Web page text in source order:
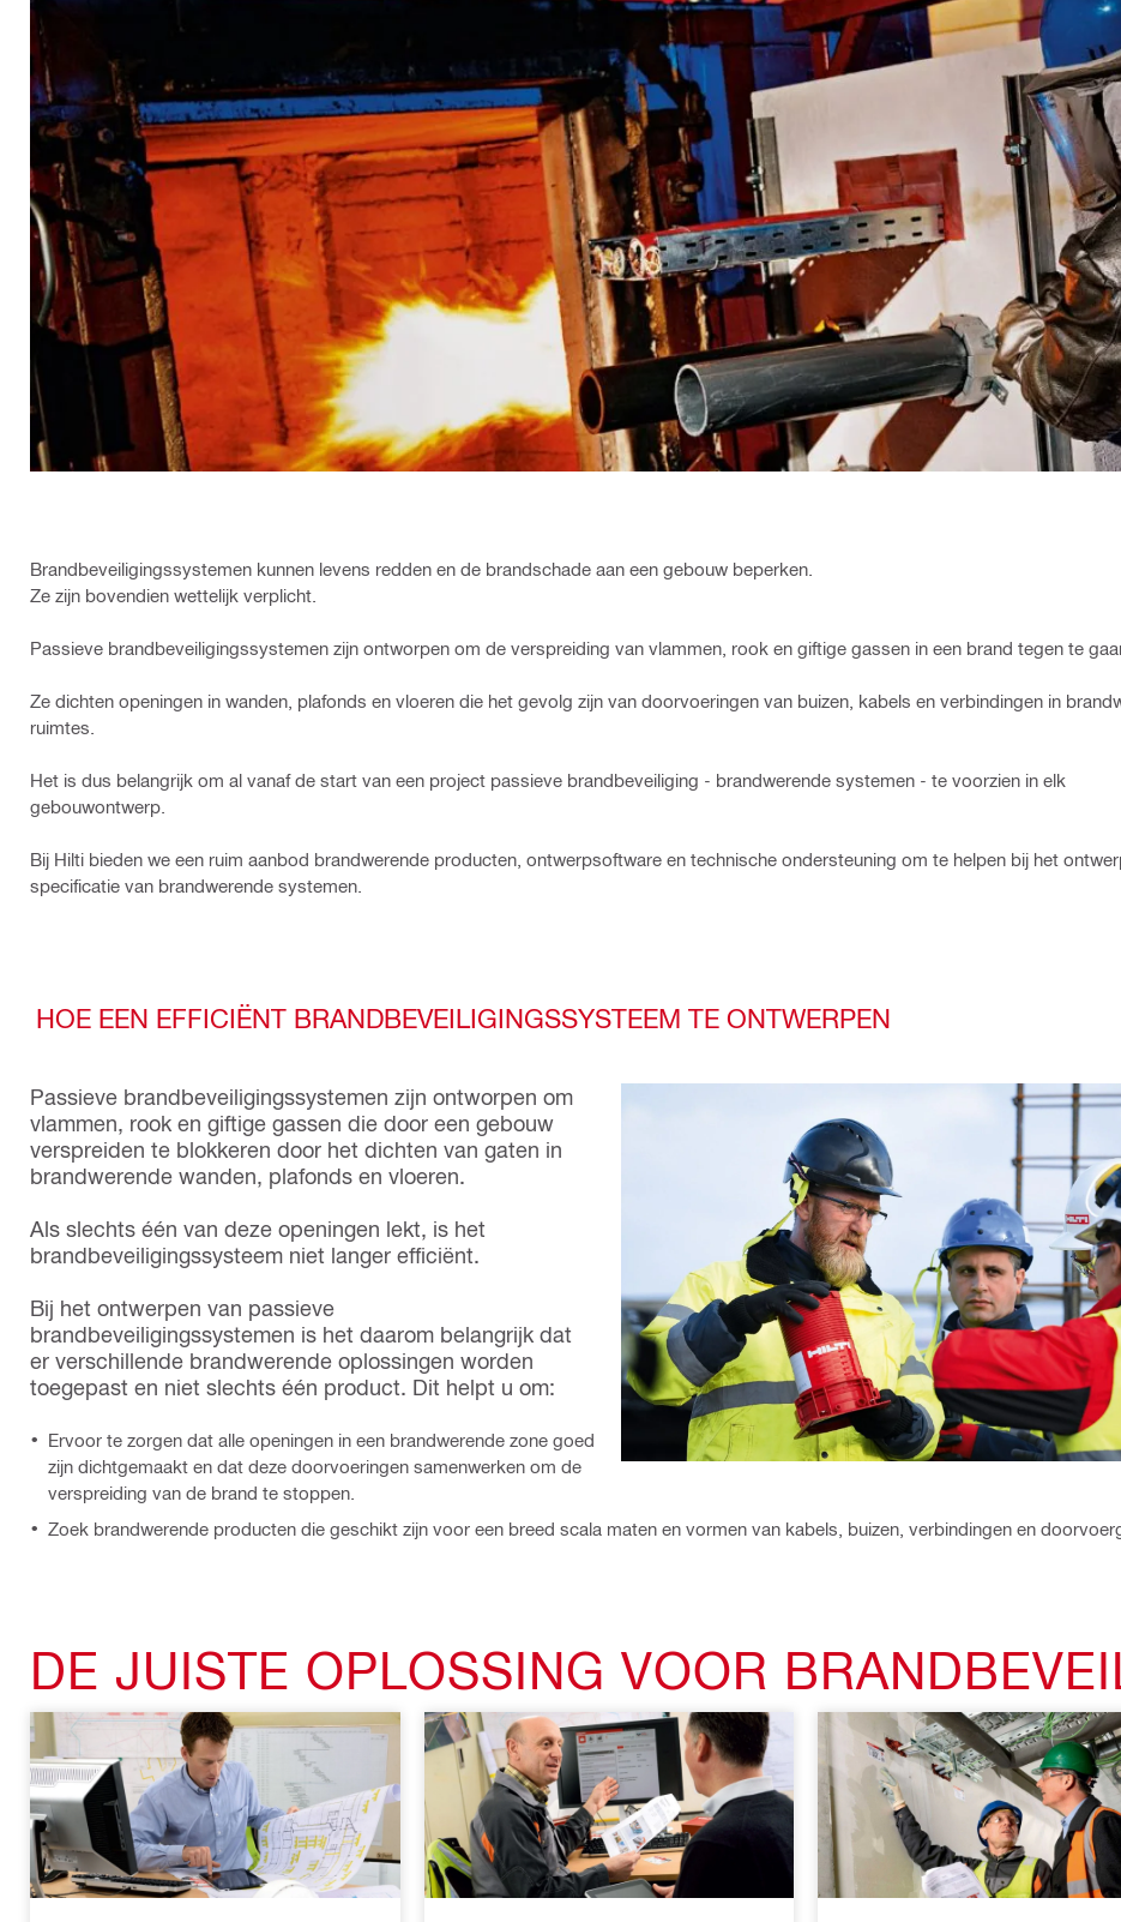
Brandbeveiligingssystemen kunnen levens redden en de brandschade aan een gebouw beperken.
Ze zijn bovendien wettelijk verplicht.
Passieve brandbeveiligingssystemen zijn ontworpen om de verspreiding van vlammen, rook en giftige gassen in een brand tegen te
Ze dichten openingen in wanden, plafonds en vloeren die het gevolg zijn van doorvoeringen van buizen, kabels en verbindingen in
ruimtes.
Het is dus belangrijk om al vanaf de start van een project passieve brandbeveiliging - brandwerende systemen - te voorzien in elk
gebouwontwerp.
Bij Hilti bieden we een ruim aanbod brandwerende producten, ontwerpsoftware en technische ondersteuning om te helpen bij het
specificatie van brandwerende systemen.
HOE EEN EFFICIËNT BRANDBEVEILIGINGSSYSTEEM TE ONTWERPEN
Passieve brandbeveiligingssystemen zijn ontworpen om
vlammen, rook en giftige gassen die door een gebouw
verspreiden te blokkeren door het dichten van gaten in
brandwerende wanden, plafonds en vloeren.
Als slechts één van deze openingen lekt, is het
brandbeveiligingssysteem niet langer efficiënt.
Bij het ontwerpen van passieve
brandbeveiligingssystemen is het daarom belangrijk dat
er verschillende brandwerende oplossingen worden
toegepast en niet slechts één product. Dit helpt u om:
Ervoor te zorgen dat alle openingen in een brandwerende zone goed
zijn dichtgemaakt en dat deze doorvoeringen samenwerken om de
verspreiding van de brand te stoppen.
Zoek brandwerende producten die geschikt zijn voor een breed scala maten en vormen van kabels, buizen, verbindingen en
DE JUISTE OPLOSSING VOOR